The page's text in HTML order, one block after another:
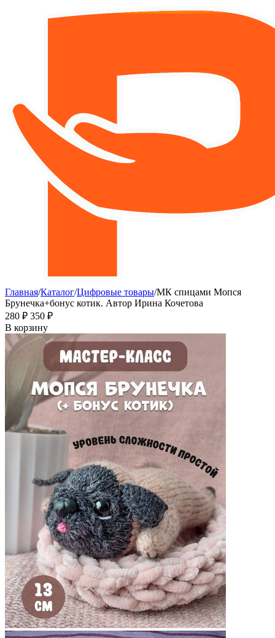
Главная/Каталог/Цифровые товары/МК спицами Мопся
Брунечка+бонус котик. Автор Ирина Кочетова
‍280‍ ₽ ‍350‍ ₽
В корзину